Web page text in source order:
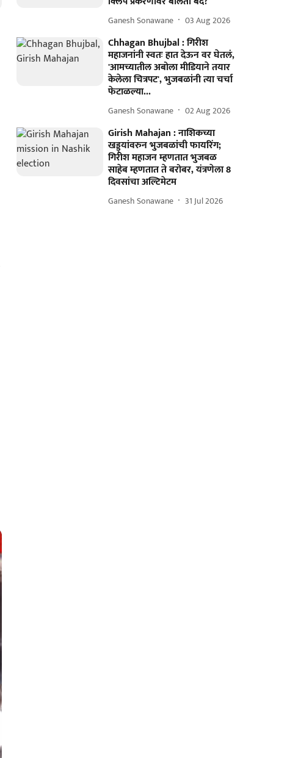
Ganesh Sonawane 03 Aug 2026
Chhagan Bhujbal : गिरीश
महाजनांनी स्वतः हात देऊन वर घेतलं,
'आमच्यातील अबोला मीडियाने तयार
केलेला चित्रपट', भुजबळांनी त्या चर्चा
फेटाळल्या...
Ganesh Sonawane 02 Aug 2026
Girish Mahajan : नाशिकच्या
खड्ड्यांवरुन भुजबळांची फायरिंग;
गिरीश महाजन म्हणतात भुजबळ
साहेब म्हणतात ते बरोबर, यंत्रणेला 8
दिवसांचा अल्टिमेटम
Ganesh Sonawane 31 Jul 2026